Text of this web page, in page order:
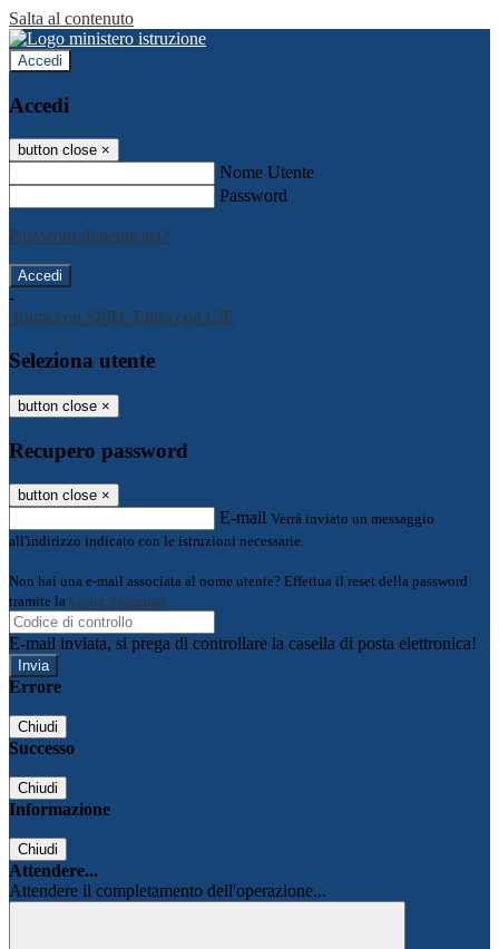
Salta al contenuto
Accedi
Accedi
button close ×
Nome Utente
Password
Password dimenticata?
-
Entra con SPID Entra con CIE
Seleziona utente
button close ×
Recupero password
button close ×
E-mail Verrà inviato un messaggio
all'indirizzo indicato con le istruzioni necessarie.
Non hai una e-mail associata al nome utente? Effettua il reset della password
tramite la Login Spaggiari
E-mail inviata, si prega di controllare la casella di posta elettronica!
Errore
Chiudi
Successo
Chiudi
Informazione
Chiudi
Attendere...
Attendere il completamento dell'operazione...